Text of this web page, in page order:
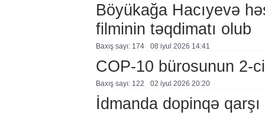
Böyükağa Hacıyevə
filminin təqdimatı olub
Baxış sayı: 174 08 i̇yul 2026 14:41
COP-10 bürosunun 2-
Baxış sayı: 122 02 i̇yul 2026 20:20
İdmanda dopinqə